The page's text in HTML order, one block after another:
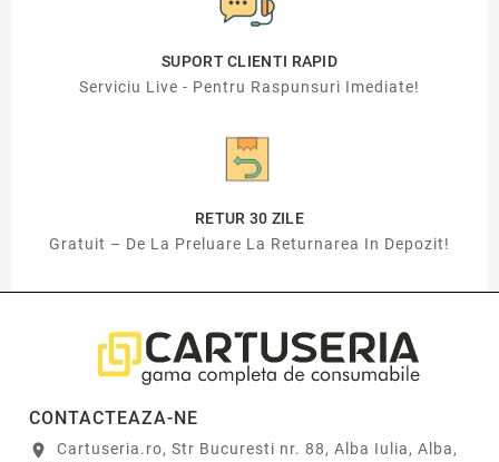
SUPORT CLIENTI RAPID
Serviciu Live - Pentru Raspunsuri Imediate!
RETUR 30 ZILE
Gratuit – De La Preluare La Returnarea In Depozit!
CONTACTEAZA-NE
location_on
Cartuseria.ro, Str Bucuresti nr. 88, Alba Iulia, Alba,